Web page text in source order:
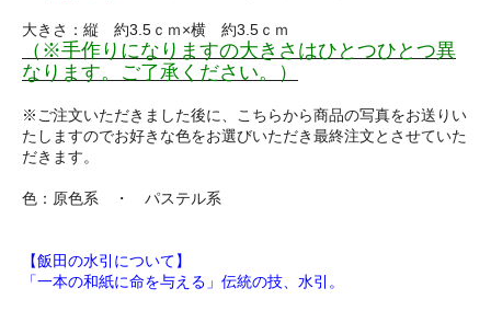
大きさ：縦 約3.5ｃｍ×横 約3.5ｃｍ
（※手作りになりますの大きさはひとつひとつ異
なります。ご了承ください。）
※ご注文いただきました後に、こちらから商品の写真をお送りい
たしますのでお好きな色をお選びいただき最終注文とさせていた
だきます。
色：原色系 ・ パステル系
【飯田の水引について】
「一本の和紙に命を与える」伝統の技、水引。